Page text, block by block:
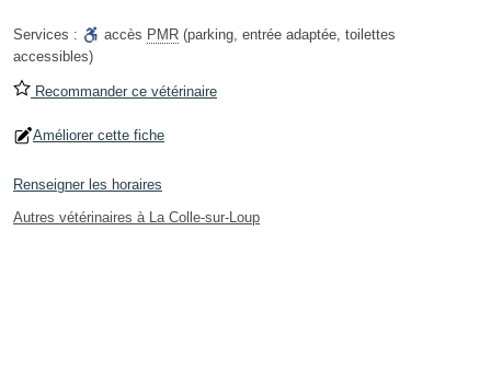
Services : accès PMR (parking, entrée adaptée, toilettes
accessibles)
Recommander ce vétérinaire
Améliorer cette fiche
Renseigner les horaires
Autres vétérinaires à La Colle-sur-Loup